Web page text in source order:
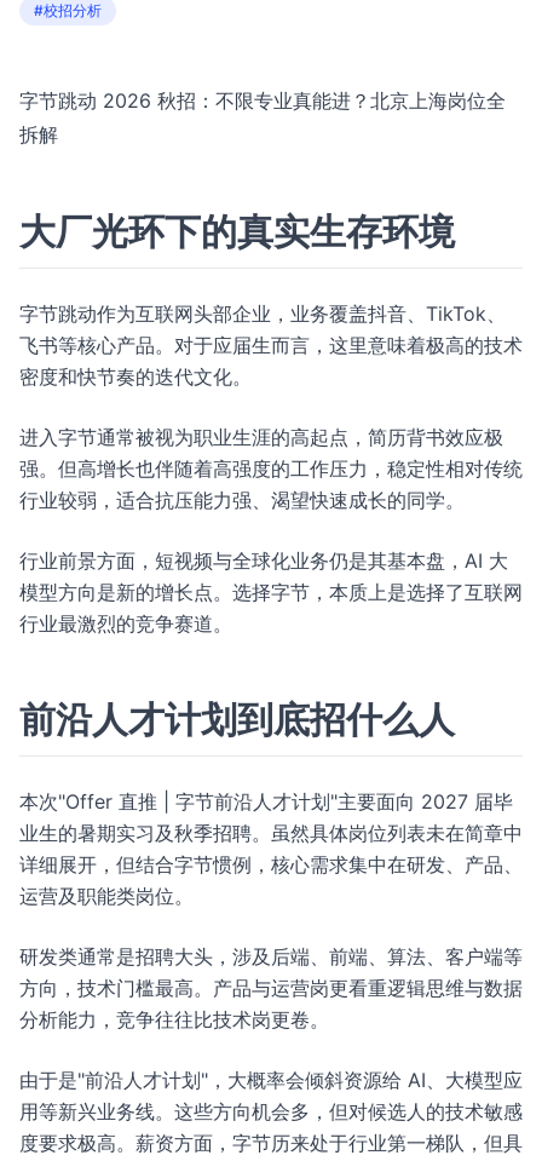
#校招分析
字节跳动 2026 秋招：不限专业真能进？北京上海岗位全
拆解
大厂光环下的真实生存环境
字节跳动作为互联网头部企业，业务覆盖抖音、TikTok、
飞书等核心产品。对于应届生而言，这里意味着极高的技术
密度和快节奏的迭代文化。
进入字节通常被视为职业生涯的高起点，简历背书效应极
强。但高增长也伴随着高强度的工作压力，稳定性相对传统
行业较弱，适合抗压能力强、渴望快速成长的同学。
行业前景方面，短视频与全球化业务仍是其基本盘，AI 大
模型方向是新的增长点。选择字节，本质上是选择了互联网
行业最激烈的竞争赛道。
前沿人才计划到底招什么人
本次"Offer 直推 | 字节前沿人才计划"主要面向 2027 届毕
业生的暑期实习及秋季招聘。虽然具体岗位列表未在简章中
详细展开，但结合字节惯例，核心需求集中在研发、产品、
运营及职能类岗位。
研发类通常是招聘大头，涉及后端、前端、算法、客户端等
方向，技术门槛最高。产品与运营岗更看重逻辑思维与数据
分析能力，竞争往往比技术岗更卷。
由于是"前沿人才计划"，大概率会倾斜资源给 AI、大模型应
用等新兴业务线。这些方向机会多，但对候选人的技术敏感
度要求极高。薪资方面，字节历来处于行业第一梯队，但具